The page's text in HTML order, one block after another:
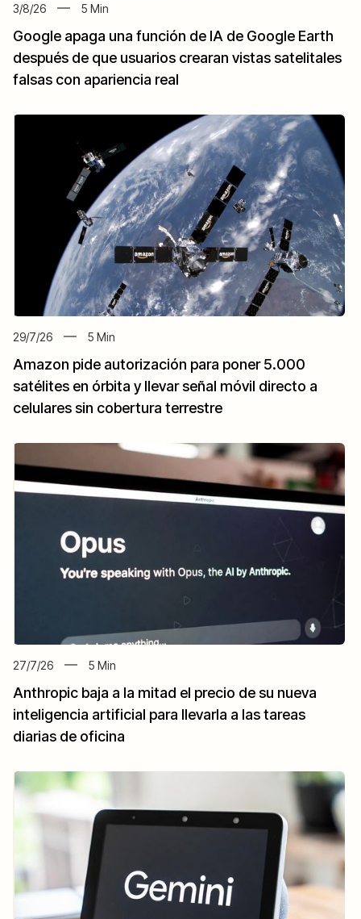
3/8/26 5 Min
Google apaga una función de IA de Google Earth
después de que usuarios crearan vistas satelitales
falsas con apariencia real
29/7/26 5 Min
Amazon pide autorización para poner 5.000
satélites en órbita y llevar señal móvil directo a
celulares sin cobertura terrestre
27/7/26 5 Min
Anthropic baja a la mitad el precio de su nueva
inteligencia artificial para llevarla a las tareas
diarias de oficina